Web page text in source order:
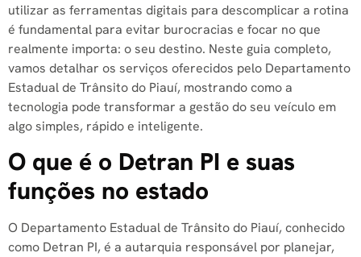
utilizar as ferramentas digitais para descomplicar a rotina
é fundamental para evitar burocracias e focar no que
realmente importa: o seu destino. Neste guia completo,
vamos detalhar os serviços oferecidos pelo Departamento
Estadual de Trânsito do Piauí, mostrando como a
tecnologia pode transformar a gestão do seu veículo em
algo simples, rápido e inteligente.
O que é o Detran PI e suas
funções no estado
O Departamento Estadual de Trânsito do Piauí, conhecido
como Detran PI, é a autarquia responsável por planejar,